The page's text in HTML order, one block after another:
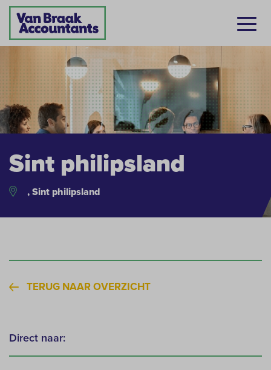
Sint philipsland
, Sint philipsland
TERUG NAAR OVERZICHT
Direct naar: